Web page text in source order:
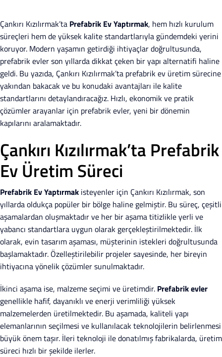
Çankırı Kızılırmak’ta Prefabrik Ev Yaptırmak, hem hızlı kurulum
süreçleri hem de yüksek kalite standartlarıyla gündemdeki yerini
koruyor. Modern yaşamın getirdiği ihtiyaçlar doğrultusunda,
prefabrik evler son yıllarda dikkat çeken bir yapı alternatifi haline
geldi. Bu yazıda, Çankırı Kızılırmak’ta prefabrik ev üretim sürecine
yakından bakacak ve bu konudaki avantajları ile kalite
standartlarını detaylandıracağız. Hızlı, ekonomik ve pratik
çözümler arayanlar için prefabrik evler, yeni bir dönemin
kapılarını aralamaktadır.
Çankırı Kızılırmak’ta Prefabrik
Ev Üretim Süreci
Prefabrik Ev Yaptırmak isteyenler için Çankırı Kızılırmak, son
yıllarda oldukça popüler bir bölge haline gelmiştir. Bu süreç, çeşitli
aşamalardan oluşmaktadır ve her bir aşama titizlikle yerli ve
yabancı standartlara uygun olarak gerçekleştirilmektedir. İlk
olarak, evin tasarım aşaması, müşterinin istekleri doğrultusunda
başlamaktadır. Özelleştirilebilir projeler sayesinde, her bireyin
ihtiyacına yönelik çözümler sunulmaktadır.
İkinci aşama ise, malzeme seçimi ve üretimdir. Prefabrik evler
genellikle hafif, dayanıklı ve enerji verimliliği yüksek
malzemelerden üretilmektedir. Bu aşamada, kaliteli yapı
elemanlarının seçilmesi ve kullanılacak teknolojilerin belirlenmesi
büyük önem taşır. İleri teknoloji ile donatılmış fabrikalarda, üretim
süreci hızlı bir şekilde ilerler.